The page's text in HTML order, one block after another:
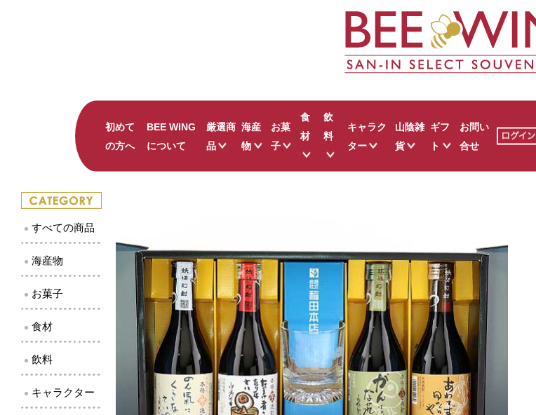
初めて
の方へ
BEE WING
について
厳選商
品
井上古式じょうゆ
出雲國 仁多米
ピンク華麗
贅沢 二十世紀梨ジュース
海産
物
干物
その他海産物
お菓
子
和菓子
食
材
お米
吾左衛門鮓
その他
飲
料
ワイン
その他
キャラク
ター
キャラクター菓子
山陰雑
貨
伯
生活雑貨
ギフ
ト
お問い
合せ
すべての商品
海産物
お菓子
食材
飲料
キャラクター